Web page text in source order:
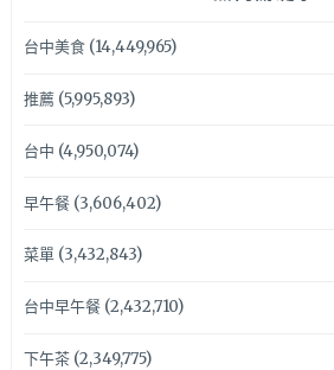
台中美食(14,449,965)
推薦(5,995,893)
台中 (4,950,074)
早午餐(3,606,402)
菜單(3,432,843)
台中早午餐(2,432,710)
下午茶(2,349,775)